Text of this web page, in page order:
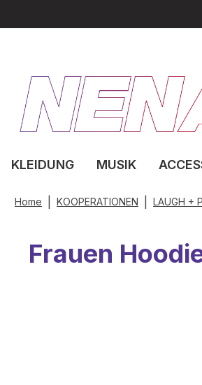
KLEIDUNG MUSIK
Home KOOPERATIONEN LAUGH +
Frauen